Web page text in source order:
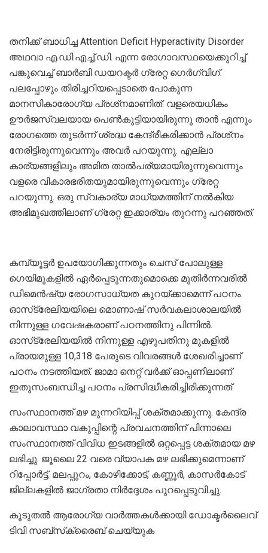
തനിക്ക് ബാധിച്ച Attention Deficit Hyperactivity Disorder
അഥവാ എ.ഡി.എച്ച്.ഡി. എന്ന രോഗാവസ്ഥയെക്കുറിച്ച്
പങ്കുവെച്ച് ബാര്‍ബി ഡയറക്ടര്‍ ഗ്രേറ്റ ഗെര്‍ഗ്വിഗ്.
പലപ്പോഴും തിരിച്ചറിയപ്പെടാതെ പോകുന്ന
മാനസികാരോഗ്യ പ്രശ്‌നമാണിത്. വളരെയധികം
ഊര്‍ജസ്വലയായ പെണ്‍കുട്ടിയായിരുന്നു താന്‍ എന്നും
രോഗത്തെ തുടര്‍ന്ന് ശ്രദ്ധ കേന്ദ്രീകരിക്കാന്‍ പ്രശ്‌നം
നേരിട്ടിരുന്നുവെന്നും അവര്‍ പറയുന്നു. എല്ലാ
കാര്യങ്ങളിലും അമിത താല്‍പര്യമായിരുന്നുവെന്നും
വളരെ വികാരഭരിതയുമായിരുന്നുവെന്നും ഗ്രേറ്റ
പറയുന്നു. ഒരു സ്വകാര്യ മാധ്യമത്തിന് നല്‍കിയ
അഭിമുഖത്തിലാണ് ഗ്രേറ്റ ഇക്കാര്യം തുറന്നു പറഞ്ഞത്.
കമ്പ്യൂട്ടര്‍ ഉപയോഗിക്കുന്നതും ചെസ് പോലുള്ള
ഗെയിമുകളില്‍ ഏര്‍പ്പെടുന്നതുമൊക്കെ മുതിര്‍ന്നവരില്‍
ഡിമെന്‍ഷ്യ രോഗസാധ്യത കുറയ്ക്കാമെന്ന് പഠനം.
ഓസ്‌ട്രേലിയയിലെ മൊണാഷ് സര്‍വകലാശാലയില്‍
നിന്നുള്ള ഗവേഷകരാണ് പഠനത്തിനു പിന്നില്‍.
ഓസ്‌ട്രേലിയയില്‍ നിന്നുള്ള എഴുപതിനു മുകളില്‍
പ്രായമുള്ള 10,318 പേരുടെ വിവരങ്ങള്‍ ശേഖരിച്ചാണ്
പഠനം നടത്തിയത്. ജാമാ നെറ്റ് വര്‍ക്ക് ഓപ്പണിലാണ്
ഇതുസംബന്ധിച്ച പഠനം പ്രസിദ്ധീകരിച്ചിരിക്കുന്നത്.
സംസ്ഥാനത്ത് മഴ മുന്നറിയിപ്പ് ശക്തമാക്കുന്നു. കേന്ദ്ര
കാലാവസ്ഥാ വകുപ്പിന്റെ പ്രവചനത്തിന് പിന്നാലെ
സംസ്ഥാനത്ത് വിവിധ ഇടങ്ങളില്‍ ഒറ്റപ്പെട്ട ശക്തമായ മഴ
ലഭിച്ചു. ജൂലൈ 22 വരെ വ്യാപക മഴ ലഭിക്കുമെന്നാണ്
റിപ്പോര്‍ട്ട്. മലപ്പുറം, കോഴിക്കോട്, കണ്ണൂര്‍, കാസര്‍കോട്
ജില്ലകളില്‍ ജാഗ്രതാ നിര്‍ദ്ദേശം പുറപ്പെടുവിച്ചു.
കൂടുതല്‍ ആരോഗ്യ വാര്‍ത്തകള്‍ക്കായി ഡോക്ടര്‍ലൈവ്
ടിവി സബ്‌സ്‌ക്രൈബ് ചെയ്യുക